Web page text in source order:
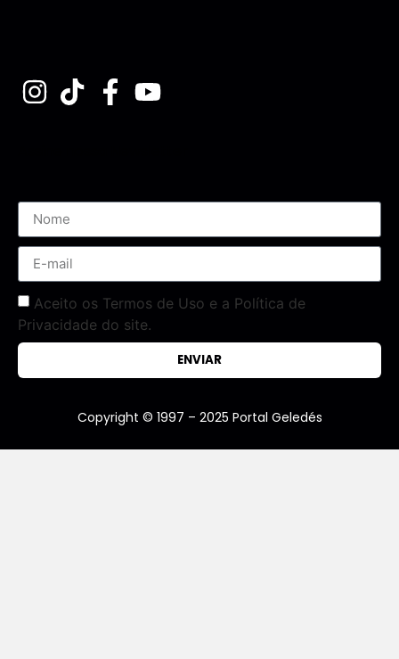
Aceito os Termos de Uso e a Política de
Privacidade do site.
ENVIAR
Copyright © 1997 – 2025 Portal Geledés